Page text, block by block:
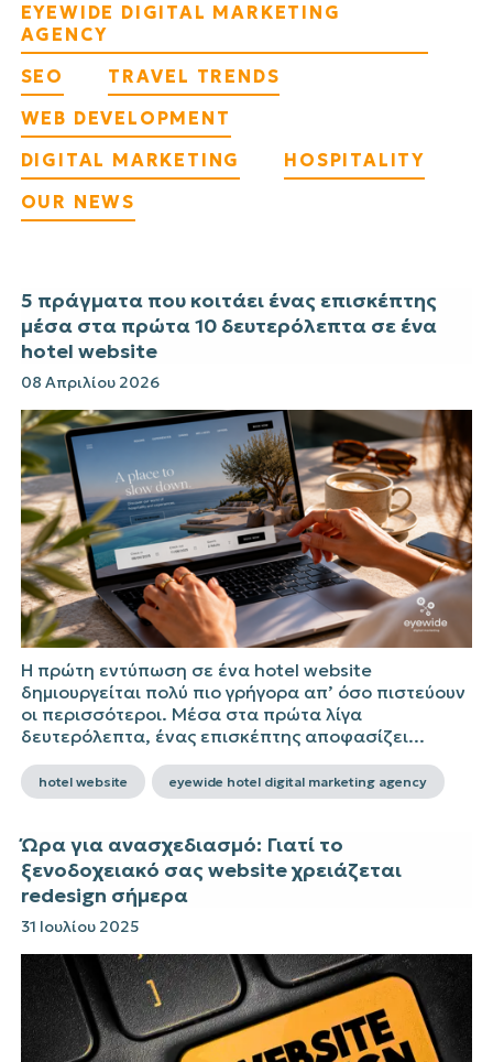
EYEWIDE DIGITAL MARKETING
AGENCY
SEO
TRAVEL TRENDS
WEB DEVELOPMENT
DIGITAL MARKETING
HOSPITALITY
OUR NEWS
5 πράγματα που κοιτάει ένας επισκέπτης
μέσα στα πρώτα 10 δευτερόλεπτα σε ένα
hotel website
08 Απριλίου 2026
Η πρώτη εντύπωση σε ένα hotel website
δημιουργείται πολύ πιο γρήγορα απ’ όσο πιστεύουν
οι περισσότεροι. Μέσα στα πρώτα λίγα
δευτερόλεπτα, ένας επισκέπτης αποφασίζει...
hotel website eyewide hotel digital marketing agency
Ώρα για ανασχεδιασμό: Γιατί το
ξενοδοχειακό σας website χρειάζεται
redesign σήμερα
31 Ιουλίου 2025